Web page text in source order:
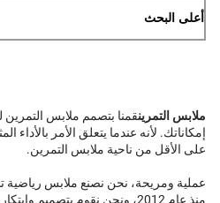
أعلى البحث
ملابس التمرينقمنا بتصمم ملابس
إمكاناتك. لأنه عندما يتعلق الأمر بالأداء
على الأقل من ناحية ملابس التمرين.
عملية ومريحة، نحن نصنع ملابس رياضية
منذ عام 2012، ونحن نقوم